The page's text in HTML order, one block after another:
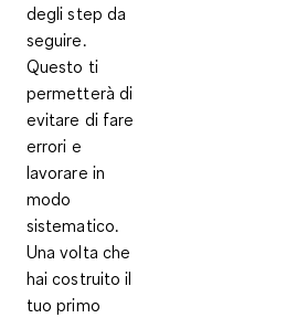
degli step da
seguire.
Questo ti
permetterà di
evitare di fare
errori e
lavorare in
modo
sistematico.
Una volta che
hai costruito il
tuo primo